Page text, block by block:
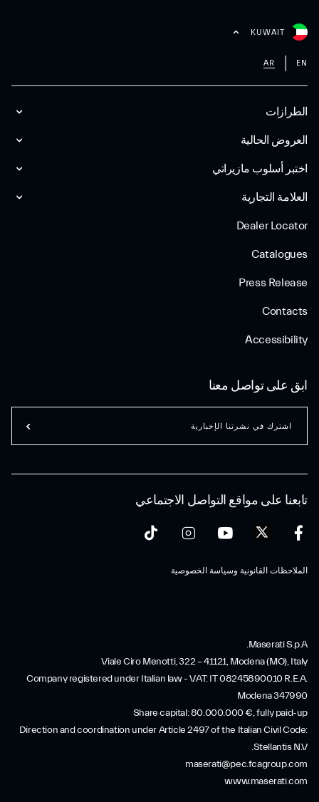
الطرازات
العروض الحالية
اختبر أسلوب مازیراتي
العلامة التجارية
Dealer Locator
Catalogues
Press Release
Contacts
Accessibility
KUWAIT
تابعنا على مواقع التواصل الاجتماعي
الملاحظات القانونية وسياسة الخصوصية
ابق على تواصل معنا
اشترك في نشرتنا الإخبارية
Maserati S.p.A.
Viale Ciro Menotti, 322 – 41121, Modena (MO), Italy
Company registered under Italian law - VAT: IT 08245890010 R.E.A.
Modena 347990
Share capital: 80.000.000 €, fully paid-up
Direction and coordination under Article 2497 of the Italian Civil Code:
Stellantis N.V.
maserati@pec.fcagroup.com
www.maserati.com